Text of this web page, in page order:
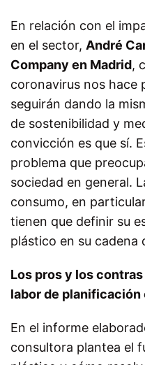
En relación con el
en el sector, André
Company en Madrid,
coronavirus nos hace
seguirán dando la
de sostenibilidad y
convicción es que sí.
problema que
sociedad en general.
consumo, en
tienen que definir su
plástico en su cadena
Los pros y los
labor de
En el informe
consultora plantea el